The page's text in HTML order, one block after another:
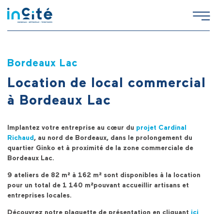
Bordeaux Lac
Location de local commercial
à Bordeaux Lac
Implantez votre entreprise au cœur du projet Cardinal
Richaud , au nord de Bordeaux, dans le prolongement du
quartier Ginko et à proximité de la zone commerciale de
Bordeaux Lac.
9 ateliers de 82 m² à 162 m² sont disponibles à la location
pour un total de 1 140 m²pouvant accueillir artisans et
entreprises locales.
Découvrez notre plaquette de présentation en cliquant ici